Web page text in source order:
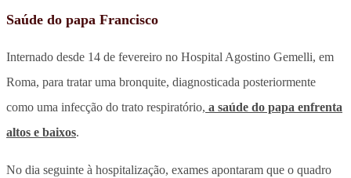
Saúde do papa Francisco
Internado desde 14 de fevereiro no Hospital Agostino Gemelli, em
Roma, para tratar uma bronquite, diagnosticada posteriormente
como uma infecção do trato respiratório, a saúde do papa enfrenta
altos e baixos.
No dia seguinte à hospitalização, exames apontaram que o quadro